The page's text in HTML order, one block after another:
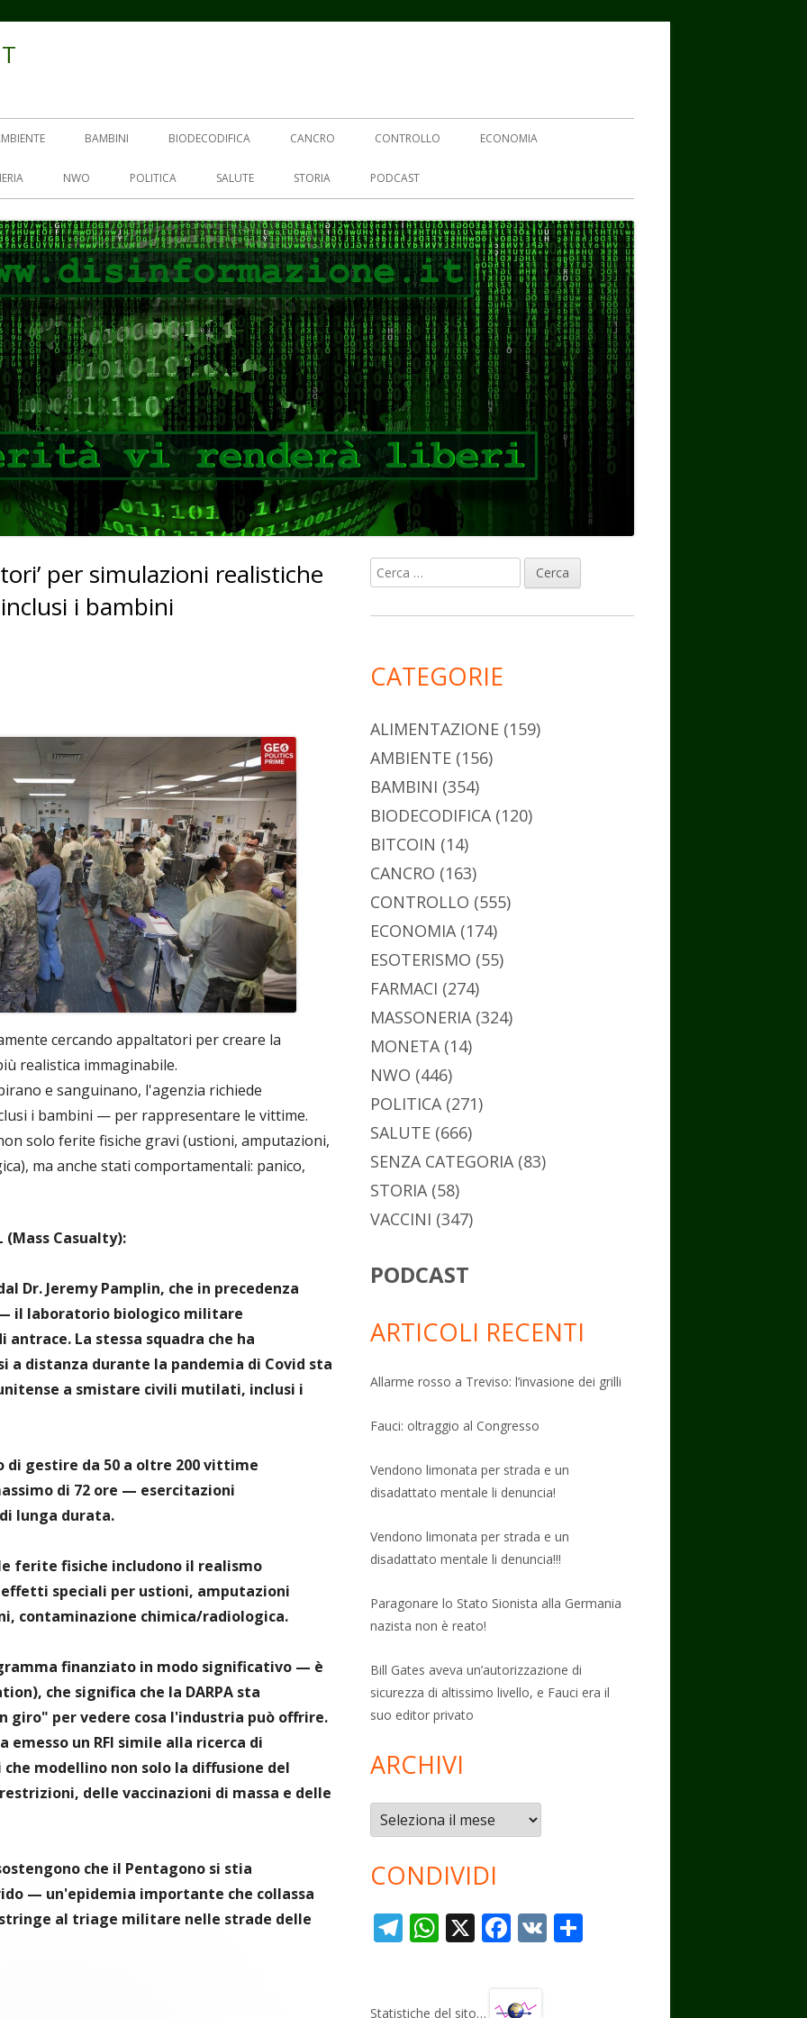
BAMBINI BIODECODIFICA CANCRO CONTROLLO ECONOMIA
NWO POLITICA SALUTE STORIA PODCAST
per simulazioni realistiche
i bambini
cercando appaltatori per creare la
realistica immaginabile.
e sanguinano, l'agenzia richiede
i bambini — per rappresentare le vittime.
solo ferite fisiche gravi (ustioni, amputazioni,
ma anche stati comportamentali: panico,
(Mass Casualty):
Dr. Jeremy Pamplin, che in precedenza
il laboratorio biologico militare
La stessa squadra che ha
a distanza durante la pandemia di Covid sta
a smistare civili mutilati, inclusi i
di gestire da 50 a oltre 200 vittime
di 72 ore — esercitazioni
lunga durata.
ferite fisiche includono il realismo
speciali per ustioni, amputazioni
contaminazione chimica/radiologica.
finanziato in modo significativo — è
che significa che la DARPA sta
giro" per vedere cosa l'industria può offrire.
emesso un RFI simile alla ricerca di
modellino non solo la diffusione del
delle vaccinazioni di massa e delle
che il Pentagono si stia
— un'epidemia importante che collassa
al triage militare nelle strade delle
Barra
laterale
Ricerca
per:
CATEGORIE
ALIMENTAZIONE (159)
AMBIENTE (156)
BAMBINI (354)
BIODECODIFICA(120)
BITCOIN (14)
CANCRO (163)
CONTROLLO (555)
ECONOMIA(174)
ESOTERISMO (55)
FARMACI (274)
MASSONERIA(324)
MONETA(14)
NWO (446)
POLITICA(271)
SALUTE (666)
SENZA CATEGORIA(83)
STORIA(58)
VACCINI (347)
PODCAST
ARTICOLI RECENTI
Allarme rosso a Treviso: l’invasione dei grilli
Fauci: oltraggio al Congresso
Vendono limonata per strada e un
disadattato mentale li denuncia!
Vendono limonata per strada e un
disadattato mentale li denuncia!!!
Paragonare lo Stato Sionista alla Germania
nazista non è reato!
Bill Gates aveva un’autorizzazione di
sicurezza di altissimo livello, e Fauci era il
suo editor privato
ARCHIVI
Archivi
CONDIVIDI
T W X F V
Statistiche del sito…